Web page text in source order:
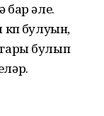
бар әле.
булуын,
булып